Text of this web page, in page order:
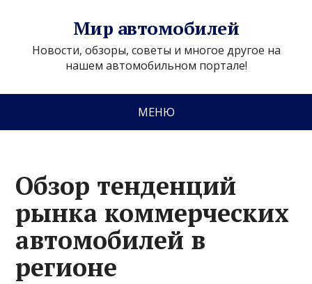
Мир автомобилей
Новости, обзоры, советы и многое другое на
нашем автомобильном портале!
МЕНЮ
Обзор тенденций
рынка коммерческих
автомобилей в
регионе